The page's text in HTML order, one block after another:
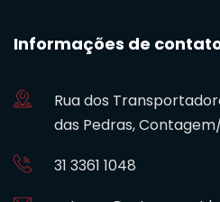
Informações de
Rua dos
das Pedras,
31 3361 1048